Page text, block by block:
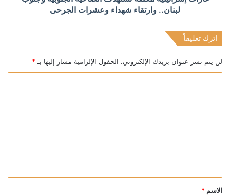
لبنان.. وارتقاء شهداء وعشرات الجرحى
اترك تعليقاً
لن يتم نشر عنوان بريدك الإلكتروني. الحقول الإلزامية مشار إليها بـ *
*
الاسم *